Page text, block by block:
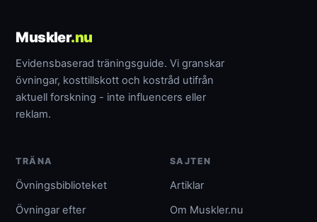
Muskler.nu
Evidensbaserad träningsguide. Vi granskar
övningar, kosttillskott och kostråd utifrån
aktuell forskning - inte influencers eller
reklam.
TRÄNA
Övningsbiblioteket
Övningar efter
SAJTEN
Artiklar
Om Muskler.nu